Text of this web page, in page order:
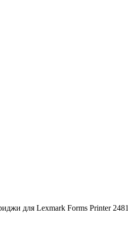
для Lexmark Forms Printer 2481